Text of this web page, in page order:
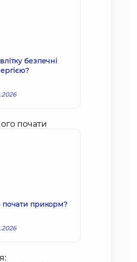
безпечні
почати прикорм?